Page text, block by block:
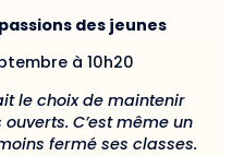
des jeunes
à 10h20
le choix de maintenir
C’est même un
fermé ses classes.